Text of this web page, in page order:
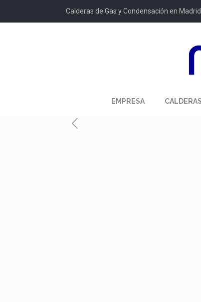
Calderas de Gas y Condensación en Madrid
EMPRESA CALDERAS